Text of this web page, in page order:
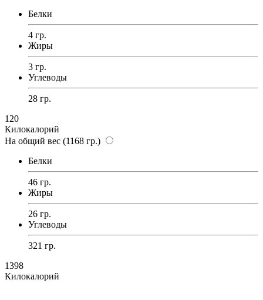
Белки
4 гр.
Жиры
3 гр.
Углеводы
28 гр.
120
Килокалорий
На общий вес (1168 гр.)
Белки
46 гр.
Жиры
26 гр.
Углеводы
321 гр.
1398
Килокалорий